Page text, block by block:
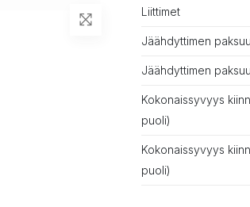
Liittimet
Jäähdyttimen
Jäähdyttimen
Kokonaissyvyys
puoli)
Kokonaissyvyys
puoli)